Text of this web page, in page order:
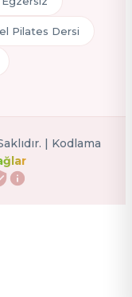
Pilates Dersi
| Kodlama